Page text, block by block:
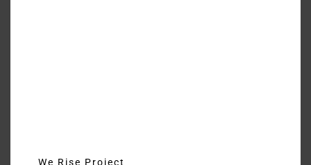
We Rise Project